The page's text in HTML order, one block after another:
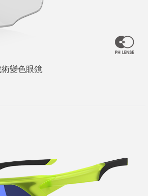
變色眼鏡